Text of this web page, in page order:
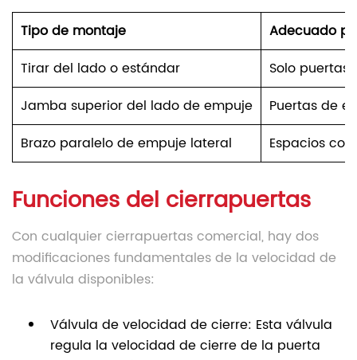
Tipo de montaje
Adecuado
Tirar del lado o estándar
Solo puertas
Jamba superior del lado de empuje
Puertas de
Brazo paralelo de empuje lateral
Espacios
Funciones del cierrapuertas
Con cualquier cierrapuertas comercial, hay dos
modificaciones fundamentales de la velocidad de
la válvula disponibles:
Válvula de velocidad de cierre: Esta válvula
regula la velocidad de cierre de la puerta